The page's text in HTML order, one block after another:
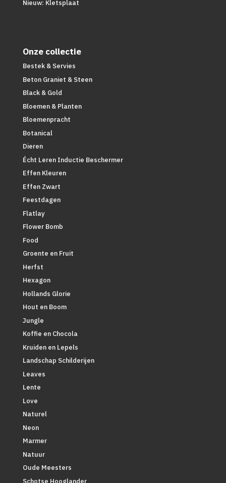
Nieuw: Kletsplaat
Onze collectie
Bestek & Servies
Beton Graniet & Steen
Black & Gold
Bloemen & Planten
Bloemenpracht
Botanical
Dieren
Écht Leren Inductie Beschermer
Effen Kleuren
Effen Zwart
Feestdagen
Flatlay
Flower Bomb
Food
Groente en Fruit
Herfst
Hexagon
Hollands Glorie
Hout en Boom
Jungle
Koffie en Chocola
Kruiden en Lepels
Landschap Schilderijen
Leaves
Lente
Love
Naturel
Neon
Marmer
Natuur
Oude Meesters
Schotse Hooglander